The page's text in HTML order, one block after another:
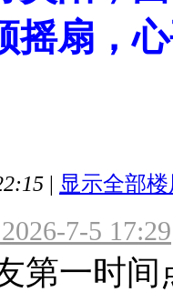
扇，心
| 显示全部
7-5 17:29
第一时